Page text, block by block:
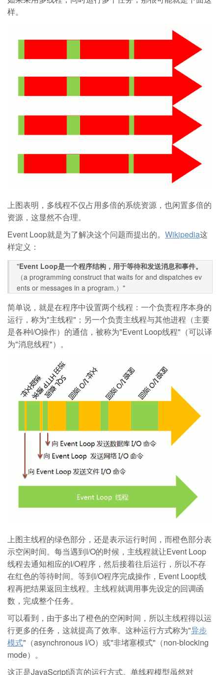
样。
上图表明，多线程不仅占用多倍的系统资源，也闲置多倍的
资源，这显然不合理。
Event Loop就是为了解决这个问题而提出的。 Wikipedia这
样定义：
"Event Loop是一个程序结构，用于等待和发送消息和事件。
（a programming construct that waits for and dispatches ev
ents or messages in a program.）"
简单说，就是在程序中设置两个线程：一个负责程序本身的
运行，称为"主线程"；另一个负责主线程与其他进程（主要
是各种I/O操作）的通信，被称为"Event Loop线程"（可以译
为"消息线程"）。
上图主线程的绿色部分，还是表示运行时间，而橙色部分表
示空闲时间。每当遇到I/O的时候，主线程就让Event Loop
线程去通知相应的I/O程序，然后接着往后运行，所以不存
在红色的等待时间。等到I/O程序完成操作，Event Loop线
程再把结果返回主线程。主线程就调用事先设定的回调函
数，完成整个任务。
可以看到，由于多出了橙色的空闲时间，所以主线程得以运
行更多的任务，这就提高了效率。这种运行方式称为"异步
模式"（asynchronous I/O）或"非堵塞模式"（non-blocking
mode）。
这正是JavaScript语言的运行方式。单线程模型虽然对